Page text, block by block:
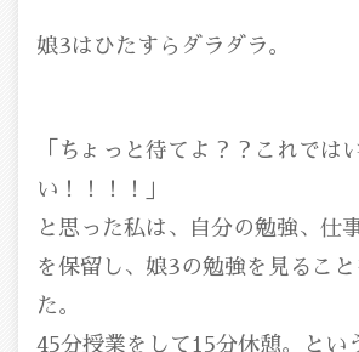
娘3はひたすらダラダラ。
「ちょっと待てよ？？これでは
い！！！！」
と思った私は、自分の勉強、仕
を保留し、娘3の勉強を見るこ
た。
45分授業をして15分休憩。とい